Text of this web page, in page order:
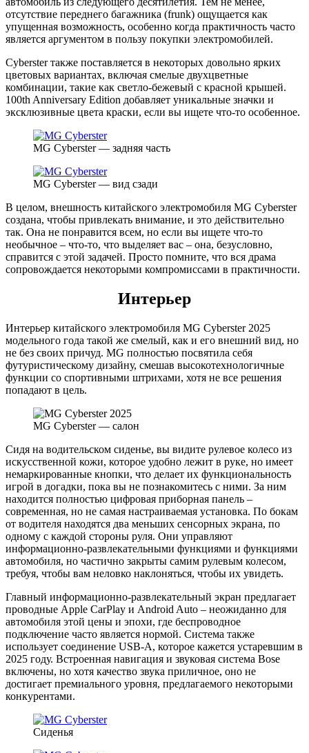
отсутствие переднего багажника (frunk) ощущается как
упущенная возможность, особенно когда практичность часто
является аргументом в пользу покупки электромобилей.
Cyberster также поставляется в некоторых довольно ярких
цветовых вариантах, включая смелые двухцветные
комбинации, такие как светло-бежевый с красной крышей.
100th Anniversary Edition добавляет уникальные значки и
эксклюзивные цвета краски, если вы ищете что-то особенное.
MG Cyberster — задняя часть
MG Cyberster — вид сзади
В целом, внешность китайского электромобиля MG Cyberster
создана, чтобы привлекать внимание, и это действительно
так. Она не понравится всем, но если вы ищете что-то
необычное – что-то, что выделяет вас – она, безусловно,
справится с этой задачей. Просто помните, что вся драма
сопровождается некоторыми компромиссами в практичности.
Интерьер
Интерьер китайского электромобиля MG Cyberster 2025
модельного года такой же смелый, как и его внешний вид, но
не без своих причуд. MG полностью посвятила себя
футуристическому дизайну, смешав высокотехнологичные
функции со спортивными штрихами, хотя не все решения
попадают в цель.
MG Cyberster — салон
Сидя на водительском сиденье, вы видите рулевое колесо из
искусственной кожи, которое удобно лежит в руке, но имеет
немаркированные кнопки, что делает их функциональность
игрой в догадки, пока вы не познакомитесь с ними. За ним
находится полностью цифровая приборная панель –
современная, но не самая настраиваемая установка. По бокам
от водителя находятся два меньших сенсорных экрана, по
одному с каждой стороны руля. Они управляют
информационно-развлекательными функциями и функциями
автомобиля, но частично закрыты самим рулевым колесом,
требуя, чтобы вам неловко наклоняться, чтобы их увидеть.
Главный информационно-развлекательный экран предлагает
проводные Apple CarPlay и Android Auto – неожиданно для
автомобиля этой цены и эпохи, где беспроводное
подключение часто является нормой. Система также
использует соединение USB-A, которое кажется устаревшим в
2025 году. Встроенная навигация и звуковая система Bose
включены, но хотя качество звука приличное, оно не
достигает премиального уровня, предлагаемого некоторыми
конкурентами.
Сиденья